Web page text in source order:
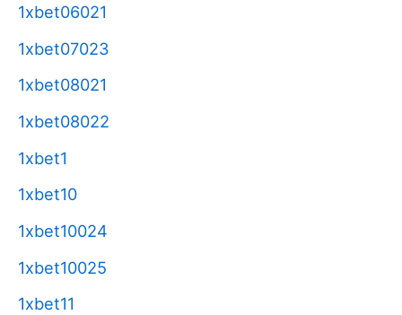
1xbet06021
1xbet07023
1xbet08021
1xbet08022
1xbet1
1xbet10
1xbet10024
1xbet10025
1xbet11